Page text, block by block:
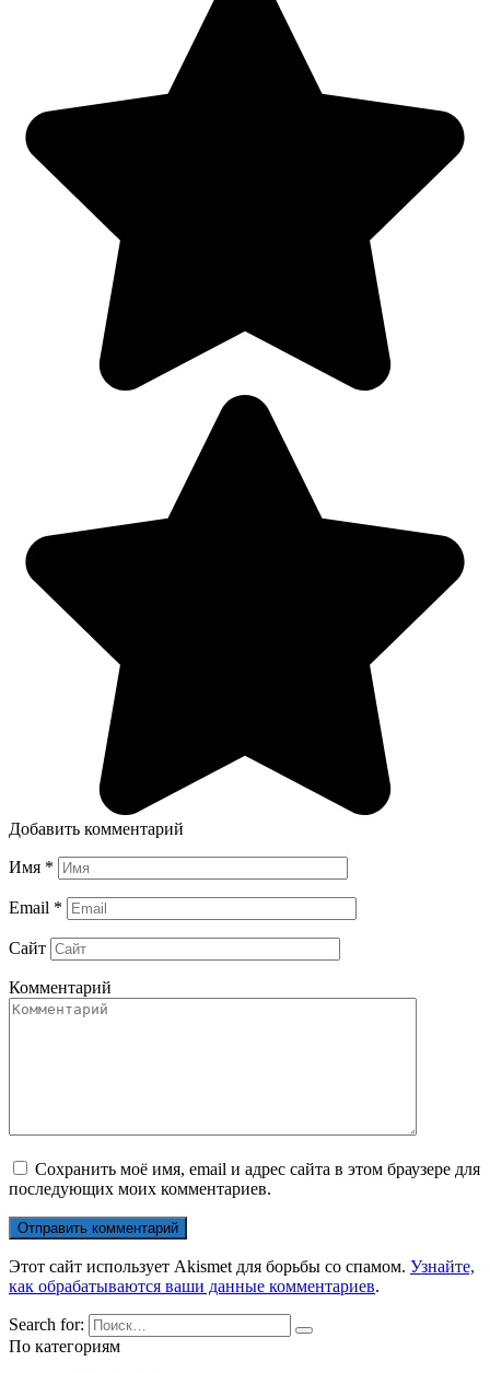
Добавить комментарий
Имя *
Email *
Сайт
Комментарий
Сохранить моё имя, email и адрес сайта в этом браузере для
последующих моих комментариев.
Этот сайт использует Akismet для борьбы со спамом. Узнайте,
как обрабатываются ваши данные комментариев.
Search for:
По категориям